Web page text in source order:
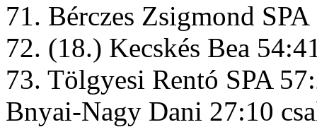
71. Bérczes Zsigmond
72. (18.) Kecskés Bea
73. Tölgyesi Rentó SPA
Bnyai-Nagy Dani 27:10